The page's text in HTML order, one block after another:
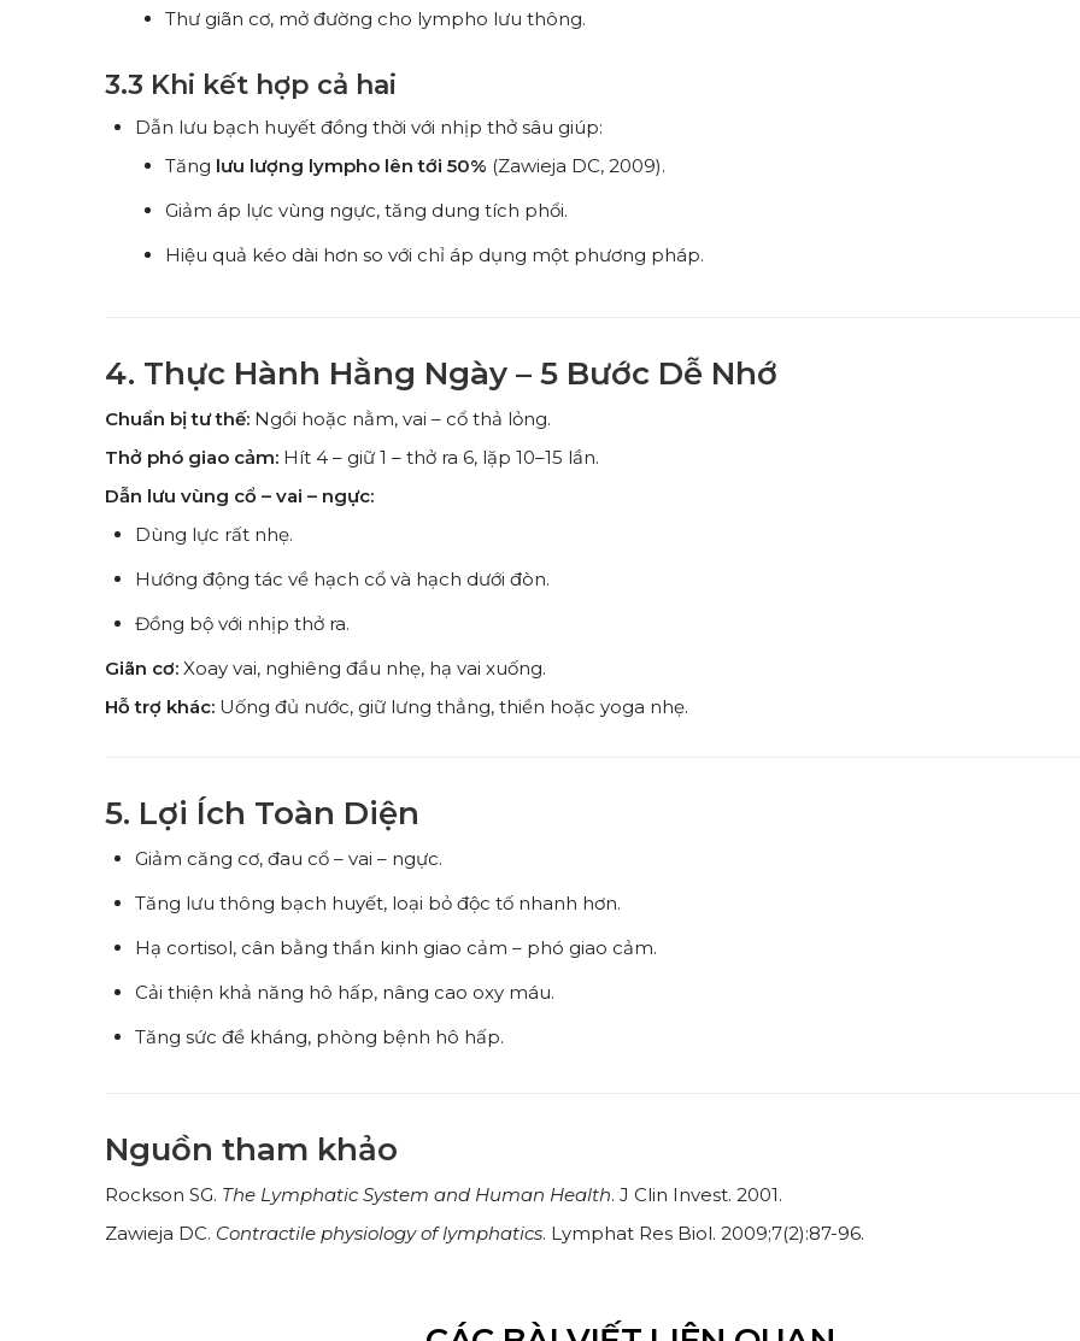
Thư giãn cơ, mở đường cho lympho lưu thông.
3.3 Khi kết hợp cả hai
Dẫn lưu bạch huyết đồng thời với nhịp thở sâu giúp:
Tăng lưu lượng lympho lên tới 50% (Zawieja DC, 2009).
Giảm áp lực vùng ngực, tăng dung tích phổi.
Hiệu quả kéo dài hơn so với chỉ áp dụng một phương pháp.
4. Thực Hành Hằng Ngày – 5 Bước Dễ Nhớ
Chuẩn bị tư thế: Ngồi hoặc nằm, vai – cổ thả lỏng.
Thở phó giao cảm: Hít 4 – giữ 1 – thở ra 6, lặp 10–15 lần.
Dẫn lưu vùng cổ – vai – ngực:
Dùng lực rất nhẹ.
Hướng động tác về hạch cổ và hạch dưới đòn.
Đồng bộ với nhịp thở ra.
Giãn cơ: Xoay vai, nghiêng đầu nhẹ, hạ vai xuống.
Hỗ trợ khác: Uống đủ nước, giữ lưng thẳng, thiền hoặc yoga nhẹ.
5. Lợi Ích Toàn Diện
Giảm căng cơ, đau cổ – vai – ngực.
Tăng lưu thông bạch huyết, loại bỏ độc tố nhanh hơn.
Hạ cortisol, cân bằng thần kinh giao cảm – phó giao cảm.
Cải thiện khả năng hô hấp, nâng cao oxy máu.
Tăng sức đề kháng, phòng bệnh hô hấp.
Nguồn tham khảo
Rockson SG. The Lymphatic System and Human Health. J Clin Invest. 2001.
Zawieja DC. Contractile physiology of lymphatics. Lymphat Res Biol. 2009;7(2):87-96.